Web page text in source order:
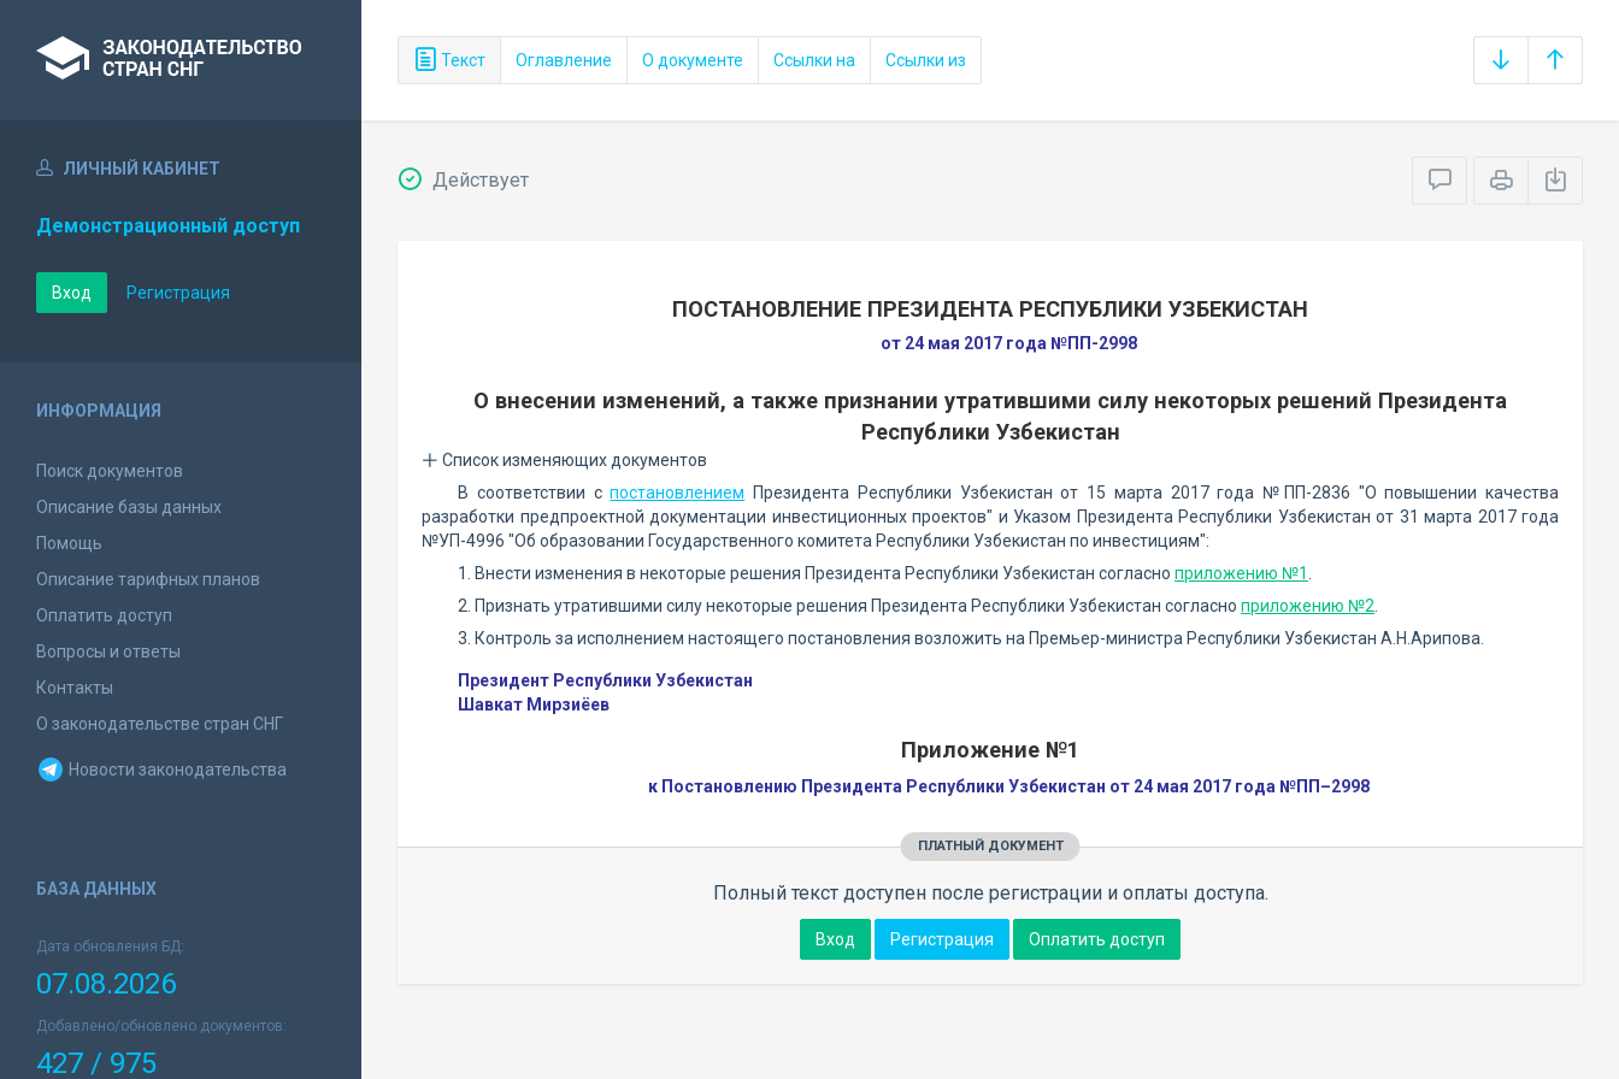
Текст Оглавление О документе Ссылки на Ссылки из
ЛИЧНЫЙ КАБИНЕТ
Демонстрационный доступ
Вход Регистрация
ИНФОРМАЦИЯ
Поиск документов
Описание базы данных
Помощь
Описание тарифных планов
Оплатить доступ
Вопросы и ответы
Контакты
О законодательстве стран СНГ
Новости законодательства
БАЗА ДАННЫХ
Дата обновления БД:
07.08.2026
Добавлено/обновлено документов:
427 / 975
Действует
ПОСТАНОВЛЕНИЕ ПРЕЗИДЕНТА РЕСПУБЛИКИ УЗБЕКИСТАН
от 24 мая 2017 года №ПП-2998
О внесении изменений, а также признании утратившими силу некоторых решений Президента
Республики Узбекистан
Список изменяющих документов
В соответствии спостановлением Президента Республики Узбекистан от 15 марта 2017 года №ПП-2836 "О повышении качества
разработки предпроектной документации инвестиционных проектов" и Указом Президента Республики Узбекистан от 31 марта 2017 года
№УП-4996 "Об образовании Государственного комитета Республики Узбекистан по инвестициям":
1. Внести изменения в некоторые решения Президента Республики Узбекистан согласно приложению №1
2. Признать утратившими силу некоторые решения Президента Республики Узбекистан согласно приложению №2
3. Контроль за исполнением настоящего постановления возложить на Премьер-министра Республики Узбекистан А.Н.Арипова.
Президент Республики Узбекистан
Шавкат Мирзиёев
Приложение №1
к Постановлению Президента Республики Узбекистан от 24 мая 2017 года №ПП–2998
ПЛАТНЫЙ ДОКУМЕНТ
Полный текст доступен после регистрации и оплаты доступа.
Вход Регистрация Оплатить доступ